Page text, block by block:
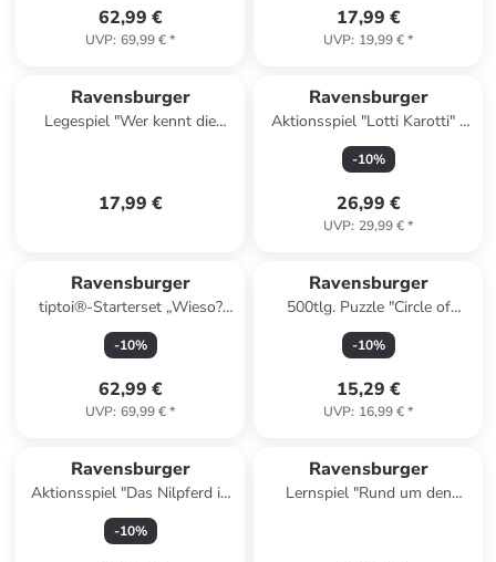
62,99 €
UVP: 69,99 €*
17,99 €
UVP: 19,99 €*
Ravensburger
Legespiel "Wer kennt die
17,99 €
Ravensburger
Aktionsspiel "Lotti Karotti" -
ab 4 Jahren
-10%
26,99 €
UVP: 29,99 €*
Ravensburger
tiptoi®-Starterset „Wieso?
Weshalb? Warum? Auf dem
Bauernhof" - ab 4 Jahren
-10%
62,99 €
UVP: 69,99 €*
Ravensburger
500tlg. Puzzle "Circle of
Colors - Tiere" - ab 12 Jahren
-10%
15,29 €
UVP: 16,99 €*
Ravensburger
Aktionsspiel "Das Nilpferd in
der Achterbahn Kids" - ab 7
Jahren
-10%
Ravensburger
Lernspiel "Rund um den